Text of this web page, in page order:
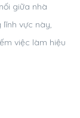
giữa nhà
vực này,
việc làm hiệu